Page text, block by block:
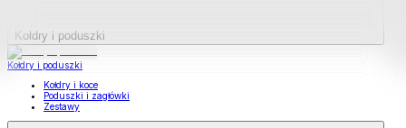
Kołdry i poduszki
Kołdry i poduszki
Kołdry i koce
Poduszki i zagłówki
Zestawy